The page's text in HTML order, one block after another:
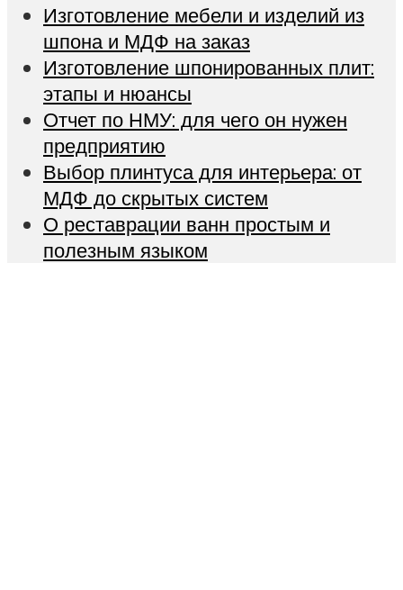
Изготовление мебели и изделий из
шпона и МДФ на заказ
Изготовление шпонированных плит:
этапы и нюансы
Отчет по НМУ: для чего он нужен
предприятию
Выбор плинтуса для интерьера: от
МДФ до скрытых систем
О реставрации ванн простым и
полезным языком